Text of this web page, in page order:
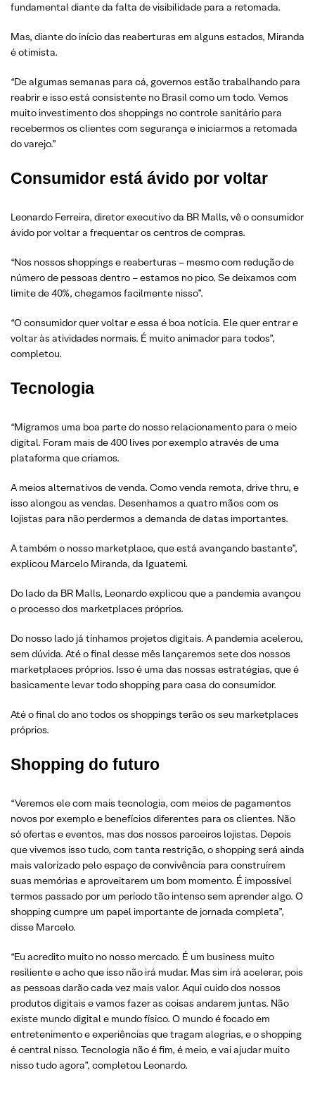
fundamental diante da falta de visibilidade para a retomada.
Mas, diante do início das reaberturas em alguns estados, Miranda
é otimista.
“De algumas semanas para cá, governos estão trabalhando para
reabrir e isso está consistente no Brasil como um todo. Vemos
muito investimento dos shoppings no controle sanitário para
recebermos os clientes com segurança e iniciarmos a retomada
do varejo.”
Consumidor está ávido por voltar
Leonardo Ferreira, diretor executivo da BR Malls, vê o consumidor
ávido por voltar a frequentar os centros de compras.
“Nos nossos shoppings e reaberturas – mesmo com redução de
número de pessoas dentro – estamos no pico. Se deixamos com
limite de 40%, chegamos facilmente nisso”.
“O consumidor quer voltar e essa é boa notícia. Ele quer entrar e
voltar às atividades normais. É muito animador para todos”,
completou.
Tecnologia
“Migramos uma boa parte do nosso relacionamento para o meio
digital. Foram mais de 400 lives por exemplo através de uma
plataforma que criamos.
A meios alternativos de venda. Como venda remota, drive thru, e
isso alongou as vendas. Desenhamos a quatro mãos com os
lojistas para não perdermos a demanda de datas importantes.
A também o nosso marketplace, que está avançando bastante”,
explicou Marcelo Miranda, da Iguatemi.
Do lado da BR Malls, Leonardo explicou que a pandemia avançou
o processo dos marketplaces próprios.
Do nosso lado já tínhamos projetos digitais. A pandemia acelerou,
sem dúvida. Até o final desse mês lançaremos sete dos nossos
marketplaces próprios. Isso é uma das nossas estratégias, que é
basicamente levar todo shopping para casa do consumidor.
Até o final do ano todos os shoppings terão os seu marketplaces
próprios.
Shopping do futuro
“Veremos ele com mais tecnologia, com meios de pagamentos
novos por exemplo e benefícios diferentes para os clientes. Não
só ofertas e eventos, mas dos nossos parceiros lojistas. Depois
que vivemos isso tudo, com tanta restrição, o shopping será ainda
mais valorizado pelo espaço de convivência para construírem
suas memórias e aproveitarem um bom momento. É impossível
termos passado por um período tão intenso sem aprender algo. O
shopping cumpre um papel importante de jornada completa”,
disse Marcelo.
“Eu acredito muito no nosso mercado. É um business muito
resiliente e acho que isso não irá mudar. Mas sim irá acelerar, pois
as pessoas darão cada vez mais valor. Aqui cuido dos nossos
produtos digitais e vamos fazer as coisas andarem juntas. Não
existe mundo digital e mundo físico. O mundo é focado em
entretenimento e experiências que tragam alegrias, e o shopping
é central nisso. Tecnologia não é fim, é meio, e vai ajudar muito
nisso tudo agora”, completou Leonardo.